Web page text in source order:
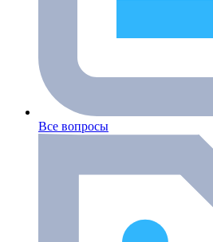
Все вопросы